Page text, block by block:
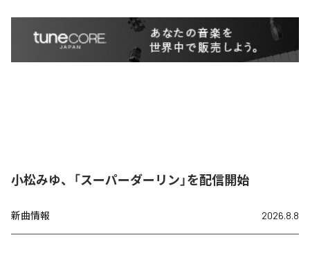
小松みゆ、「スーパーダーリン」を配信開始
新曲情報 2026.8.8